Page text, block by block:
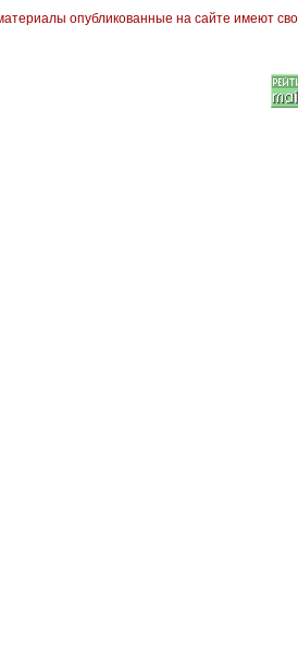
опубликованные на сайте имеют